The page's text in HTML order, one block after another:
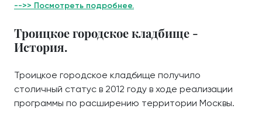
-->> Посмотреть подробнее.
Троицкое городское кладбище -
История.
Троицкое городское кладбище получило
столичный статус в 2012 году в ходе реализации
программы по расширению территории Москвы.